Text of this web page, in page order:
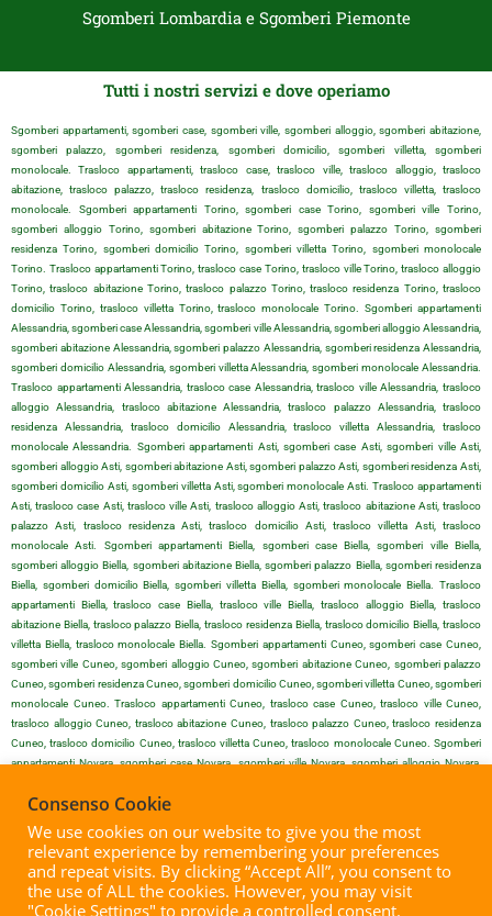
Sgomberi Lombardia e Sgomberi Piemonte
Tutti i nostri servizi e dove operiamo
Sgomberi appartamenti, sgomberi case, sgomberi ville, sgomberi alloggio, sgomberi abitazione,
sgomberi palazzo, sgomberi residenza, sgomberi domicilio, sgomberi villetta, sgomberi
monolocale. Trasloco appartamenti, trasloco case, trasloco ville, trasloco alloggio, trasloco
abitazione, trasloco palazzo, trasloco residenza, trasloco domicilio, trasloco villetta, trasloco
monolocale. Sgomberi appartamenti Torino, sgomberi case Torino, sgomberi ville Torino,
sgomberi alloggio Torino, sgomberi abitazione Torino, sgomberi palazzo Torino, sgomberi
residenza Torino, sgomberi domicilio Torino, sgomberi villetta Torino, sgomberi monolocale
Torino. Trasloco appartamenti Torino, trasloco case Torino, trasloco ville Torino, trasloco alloggio
Torino, trasloco abitazione Torino, trasloco palazzo Torino, trasloco residenza Torino, trasloco
domicilio Torino, trasloco villetta Torino, trasloco monolocale Torino. Sgomberi appartamenti
Alessandria, sgomberi case Alessandria, sgomberi ville Alessandria, sgomberi alloggio Alessandria,
sgomberi abitazione Alessandria, sgomberi palazzo Alessandria, sgomberi residenza Alessandria,
sgomberi domicilio Alessandria, sgomberi villetta Alessandria, sgomberi monolocale Alessandria.
Trasloco appartamenti Alessandria, trasloco case Alessandria, trasloco ville Alessandria, trasloco
alloggio Alessandria, trasloco abitazione Alessandria, trasloco palazzo Alessandria, trasloco
residenza Alessandria, trasloco domicilio Alessandria, trasloco villetta Alessandria, trasloco
monolocale Alessandria. Sgomberi appartamenti Asti, sgomberi case Asti, sgomberi ville Asti,
sgomberi alloggio Asti, sgomberi abitazione Asti, sgomberi palazzo Asti, sgomberi residenza Asti,
sgomberi domicilio Asti, sgomberi villetta Asti, sgomberi monolocale Asti. Trasloco appartamenti
Asti, trasloco case Asti, trasloco ville Asti, trasloco alloggio Asti, trasloco abitazione Asti, trasloco
palazzo Asti, trasloco residenza Asti, trasloco domicilio Asti, trasloco villetta Asti, trasloco
monolocale Asti. Sgomberi appartamenti Biella, sgomberi case Biella, sgomberi ville Biella,
sgomberi alloggio Biella, sgomberi abitazione Biella, sgomberi palazzo Biella, sgomberi residenza
Biella, sgomberi domicilio Biella, sgomberi villetta Biella, sgomberi monolocale Biella. Trasloco
appartamenti Biella, trasloco case Biella, trasloco ville Biella, trasloco alloggio Biella, trasloco
abitazione Biella, trasloco palazzo Biella, trasloco residenza Biella, trasloco domicilio Biella, trasloco
villetta Biella, trasloco monolocale Biella. Sgomberi appartamenti Cuneo, sgomberi case Cuneo,
sgomberi ville Cuneo, sgomberi alloggio Cuneo, sgomberi abitazione Cuneo, sgomberi palazzo
Cuneo, sgomberi residenza Cuneo, sgomberi domicilio Cuneo, sgomberi villetta Cuneo, sgomberi
monolocale Cuneo. Trasloco appartamenti Cuneo, trasloco case Cuneo, trasloco ville Cuneo,
trasloco alloggio Cuneo, trasloco abitazione Cuneo, trasloco palazzo Cuneo, trasloco residenza
Cuneo, trasloco domicilio Cuneo, trasloco villetta Cuneo, trasloco monolocale Cuneo. Sgomberi
appartamenti Novara, sgomberi case Novara, sgomberi ville Novara, sgomberi alloggio Novara,
domicilio Novara, sgomberi villetta Novara, sgomberi monolocale Novara. Trasloco appartamenti
Novara, trasloco case Novara, trasloco ville Novara, trasloco alloggio Novara, trasloco abitazione
Novara, trasloco palazzo Novara, trasloco residenza Novara, trasloco domicilio Novara, trasloco
villetta Novara, trasloco monolocale Novara. Sgomberi appartamenti Vercelli, sgomberi case Vercelli,
sgomberi ville Vercelli, sgomberi alloggio Vercelli, sgomberi abitazione Vercelli, sgomberi palazzo
Vercelli, sgomberi residenza Vercelli, sgomberi domicilio Vercelli, sgomberi villetta Vercelli, sgomberi
Consenso Cookie
We use cookies on our website to give you the most
relevant experience by remembering your preferences
and repeat visits. By clicking “Accept All”, you consent to
the use of ALL the cookies. However, you may visit
"Cookie Settings" to provide a controlled consent.